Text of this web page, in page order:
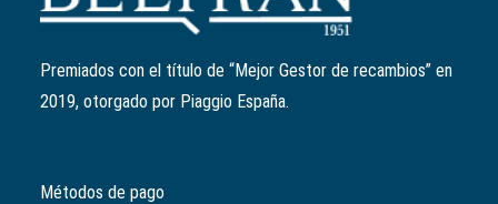
11,64
original
era:
El
actual
Premiados con el título de “Mejor Gestor de recambios” en
2019, otorgado por Piaggio España.
Métodos de pago